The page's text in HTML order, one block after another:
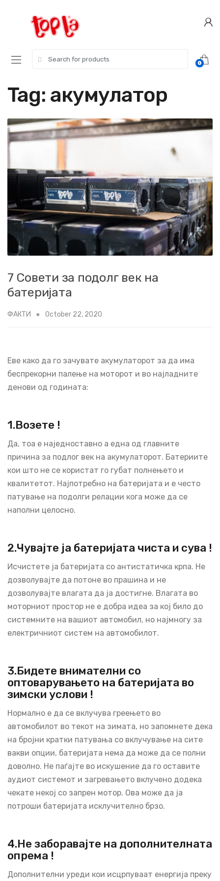
navigation
for:
0
Tag: акумулатор
7 Совети за подолг век на
батеријата
ФАКТИ October 22, 2020
Еве како да го зачувате акумулаторот за да има
беспрекорни палење на моторот и во најладните
денови од годината:
1.Возете !
Да, тоа е наједноставно а една од главните
причина за подлог век на акумулаторот. Батериите
кои што не се користат го губат полнењето и
квалитетот. Најпотребно на батеријата и е често
патување на подолги релации кога може да се
наполни целосно.
2.Чувајте ја батеријата чиста и сува !
Исчистете ја батеријата со антистатичка крпа. Не
дозволувајте да потоне во прашина и не
дозволувајте влагата да ја достигне. Влагата во
моторниот простор не е добра идеа за кој било до
системните на вашиот автомобил, но најмногу за
електричниот систем на автомобилот.
3.Бидете внимателни со
оптоварувањето на батеријата во
зимски услови !
Нормално е да се вклучува греењето во
автомобилот во текот на зимата, но запомнете дека
на бројни кратки патувања со вклучување на сите
вакви опции, батеријата нема да може да се полни
доволно. Не паѓајте во искушение да го оставите
аудиот системот и загревањето вклучено додека
чекате некој со запрен мотор. Ова може да ја
потроши батеријата исклучително брзо.
4.Не заборавајте на дополнителната
опрема !
Дополнителни уреди кои исцрпуваат енергија преку